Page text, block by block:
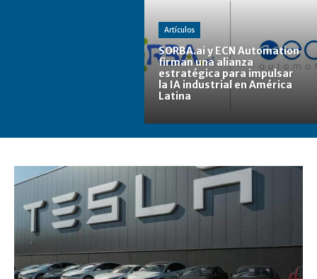
Artículos
SORBA.ai y ECN Automation
firman una alianza
estratégica para impulsar
la IA industrial en América
Latina